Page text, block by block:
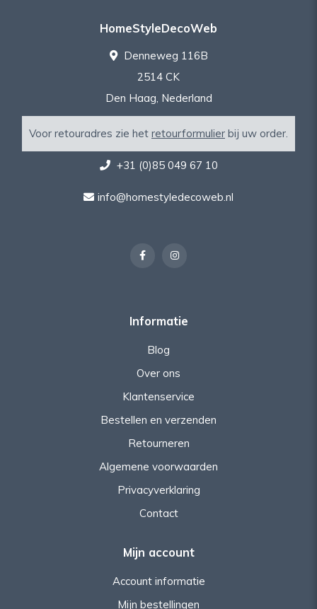
HomeStyleDecoWeb
Denneweg 116B
2514 CK
Den Haag, Nederland
Voor retouradres zie het retourformulier bij uw order.
+31 (0)85 049 67 10
info@homestyledecoweb.nl
Informatie
Blog
Over ons
Klantenservice
Bestellen en verzenden
Retourneren
Algemene voorwaarden
Privacyverklaring
Contact
Mijn account
Account informatie
Mijn bestellingen